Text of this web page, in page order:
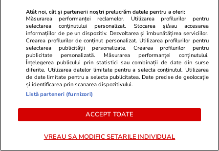
Advertorial
Smart is the new chic: Cum ne
ajută tehnologia să ne reinventăm
voucher de
PARTENERI
Atât noi, cât și partenerii noștri prelucrăm datele pentru a oferi:
Măsurarea performanței reclamelor. Utilizarea profilurilor pentru
selectarea conținutului personalizat. Stocarea și/sau accesarea
informațiilor de pe un dispozitiv. Dezvoltarea și îmbunătățirea serviciilor.
Crearea profilurilor de conținut personalizat. Utilizarea profilurilor pentru
selectarea publicității personalizate. Crearea profilurilor pentru
publicitate personalizată. Măsurarea performanței conținutului.
Înțelegerea publicului prin statistici sau combinații de date din surse
diferite. Utilizarea datelor limitate pentru a selecta conținutul. Utilizarea
de date limitate pentru a selecta publicitatea. Date precise de geolocație
și identificarea prin scanarea dispozitivului.
Listă parteneri (furnizori)
ACCEPT TOATE
VREAU SA MODIFIC SETARILE INDIVIDUAL